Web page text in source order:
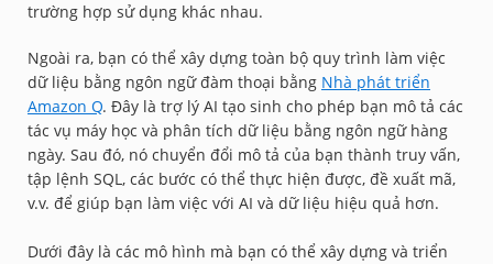
trường hợp sử dụng khác nhau.
Ngoài ra, bạn có thể xây dựng toàn bộ quy trình làm việc
dữ liệu bằng ngôn ngữ đàm thoại bằng Nhà phát triển
Amazon Q. Đây là trợ lý AI tạo sinh cho phép bạn mô tả các
tác vụ máy học và phân tích dữ liệu bằng ngôn ngữ hàng
ngày. Sau đó, nó chuyển đổi mô tả của bạn thành truy vấn,
tập lệnh SQL, các bước có thể thực hiện được, đề xuất mã,
v.v. để giúp bạn làm việc với AI và dữ liệu hiệu quả hơn.
Dưới đây là các mô hình mà bạn có thể xây dựng và triển